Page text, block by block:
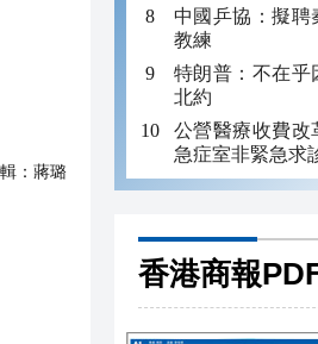
： 蔣璐
至少三年
中國乒協：擬聘
教練
特朗普：不在乎
北約
公營醫療收費改
急症室非緊急求
香港商報